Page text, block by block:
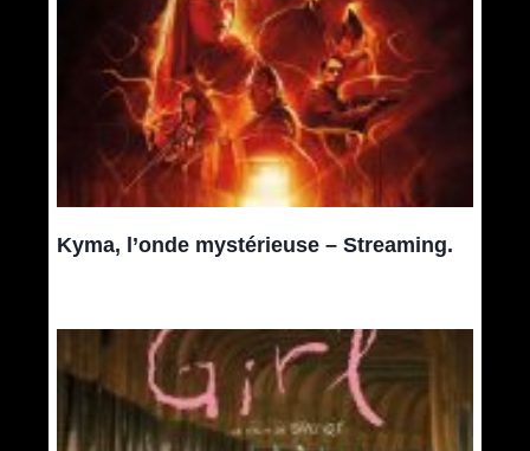
Kyma, l’onde mystérieuse – Streaming.